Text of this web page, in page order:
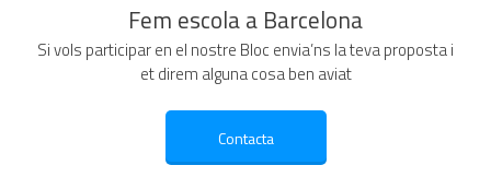
Fem escola a Barcelona
Si vols participar en el nostre Bloc envia’ns la teva proposta i
et direm alguna cosa ben aviat